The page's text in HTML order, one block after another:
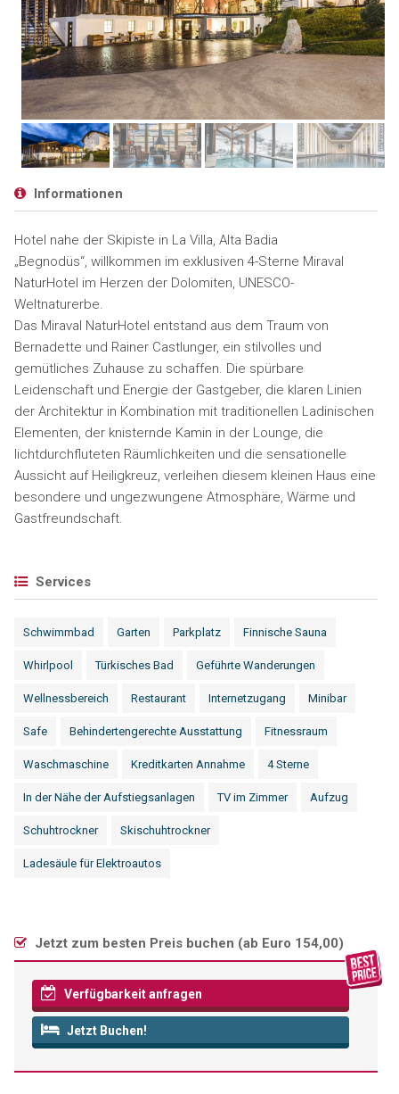
Informationen
Hotel nahe der Skipiste in La Villa, Alta Badia
„Begnodüs“, willkommen im exklusiven 4-Sterne Miraval
NaturHotel im Herzen der Dolomiten, UNESCO-
Weltnaturerbe.
Das Miraval NaturHotel entstand aus dem Traum von
Bernadette und Rainer Castlunger, ein stilvolles und
gemütliches Zuhause zu schaffen. Die spürbare
Leidenschaft und Energie der Gastgeber, die klaren Linien
der Architektur in Kombination mit traditionellen Ladinischen
Elementen, der knisternde Kamin in der Lounge, die
lichtdurchfluteten Räumlichkeiten und die sensationelle
Aussicht auf Heiligkreuz, verleihen diesem kleinen Haus eine
besondere und ungezwungene Atmosphäre, Wärme und
Gastfreundschaft.
Services
Schwimmbad Garten Parkplatz Finnische Sauna
Whirlpool Türkisches Bad Geführte Wanderungen
Wellnessbereich Restaurant Internetzugang Minibar
Safe Behindertengerechte Ausstattung Fitnessraum
Waschmaschine Kreditkarten Annahme 4 Sterne
In der Nähe der Aufstiegsanlagen TV im Zimmer Aufzug
Schuhtrockner Skischuhtrockner
Ladesäule für Elektroautos
Jetzt zum besten Preis buchen (ab Euro 154,00)
Verfügbarkeit anfragen
Jetzt Buchen!